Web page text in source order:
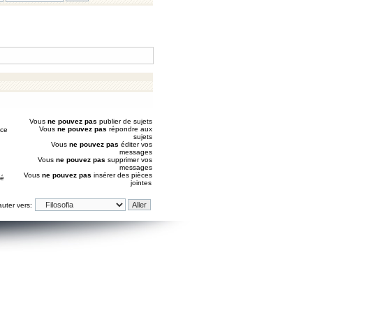
Vous ne pouvez pas publier de sujets
Vous ne pouvez pas répondre aux
sujets
Vous ne pouvez pas éditer vos
messages
Vous ne pouvez pas supprimer vos
messages
Vous ne pouvez pas insérer des pièces
jointes
vers: